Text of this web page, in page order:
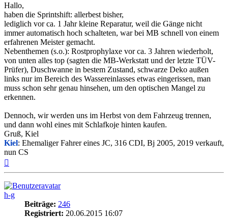
Hallo,
haben die Sprintshift: allerbest bisher,
lediglich vor ca. 1 Jahr kleine Reparatur, weil die Gänge nicht
immer automatisch hoch schalteten, war bei MB schnell von einem
erfahrenen Meister gemacht.
Nebenthemen (s.o.): Rostprophylaxe vor ca. 3 Jahren wiederholt,
von unten alles top (sagten die MB-Werkstatt und der letzte TÜV-
Prüfer), Duschwanne in bestem Zustand, schwarze Deko außen
links nur im Bereich des Wassereinlasses etwas eingerissen, man
muss schon sehr genau hinsehen, um den optischen Mangel zu
erkennen.
Dennoch, wir werden uns im Herbst von dem Fahrzeug trennen,
und dann wohl eines mit Schlafkoje hinten kaufen.
Gruß, Kiel
Kiel: Ehemaliger Fahrer eines JC, 316 CDI, Bj 2005, 2019 verkauft,
nun CS
h-g
Beiträge: 246
Registriert: 20.06.2015 16:07